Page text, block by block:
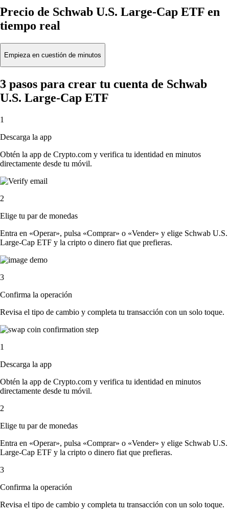
Precio de Schwab U.S. Large-Cap ETF en
tiempo real
Empieza en cuestión de minutos
3 pasos para crear tu cuenta de Schwab
U.S. Large-Cap ETF
1
Descarga la app
Obtén la app de Crypto.com y verifica tu identidad en minutos
directamente desde tu móvil.
2
Elige tu par de monedas
Entra en «Operar», pulsa «Comprar» o «Vender» y elige Schwab U.S.
Large-Cap ETF y la cripto o dinero fiat que prefieras.
3
Confirma la operación
Revisa el tipo de cambio y completa tu transacción con un solo toque.
1
Descarga la app
Obtén la app de Crypto.com y verifica tu identidad en minutos
directamente desde tu móvil.
2
Elige tu par de monedas
Entra en «Operar», pulsa «Comprar» o «Vender» y elige Schwab U.S.
Large-Cap ETF y la cripto o dinero fiat que prefieras.
3
Confirma la operación
Revisa el tipo de cambio y completa tu transacción con un solo toque.